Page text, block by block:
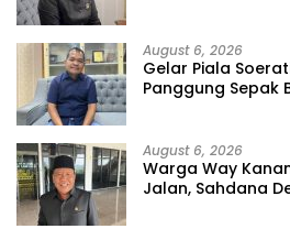
August 6, 2026
Gelar Piala
Panggung Sepak
August 6, 2026
Warga Way
Jalan, Sahdana